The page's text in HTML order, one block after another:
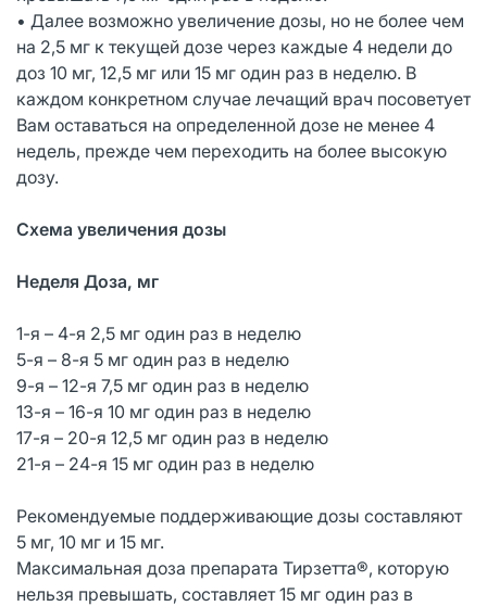
• Далее возможно увеличение дозы, но не более чем
на 2,5 мг к текущей дозе через каждые 4 недели до
доз 10 мг, 12,5 мг или 15 мг один раз в неделю. В
каждом конкретном случае лечащий врач посоветует
Вам оставаться на определенной дозе не менее 4
недель, прежде чем переходить на более высокую
дозу.
Схема увеличения дозы
Неделя Доза, мг
1-я – 4-я 2,5 мг один раз в неделю
5-я – 8-я 5 мг один раз в неделю
9-я – 12-я 7,5 мг один раз в неделю
13-я – 16-я 10 мг один раз в неделю
17-я – 20-я 12,5 мг один раз в неделю
21-я – 24-я 15 мг один раз в неделю
Рекомендуемые поддерживающие дозы составляют
5 мг, 10 мг и 15 мг.
Максимальная доза препарата Тирзетта®, которую
нельзя превышать, составляет 15 мг один раз в